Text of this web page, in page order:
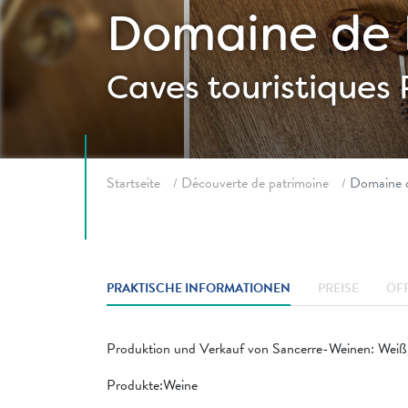
Domaine
Caves touristiques
Startseite Découverte de patrimoine Domaine
PRAKTISCHE INFORMATIONEN PREISE
Produktion und Verkauf von Sancerre-Weinen:
Produkte:Weine